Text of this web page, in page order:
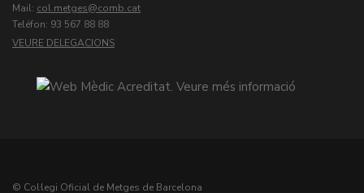
Mail: col.metges
Teléfon: 93 567 88 88
VEURE DELEGACIONS
© Col·legi Oficial de Metges de Barcelona